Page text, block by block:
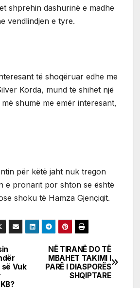
shprehin dashurinë e madhe
vendlindjen e tyre.
të shoqëruar edhe me
Korda, mund të shihet një
shumë me emër interesant,
për këtë jaht nuk tregon
e pronarit por shton se është
shoku të Hamza Gjençiqit.
NË TIRANË DO TË
MBAHET TAKIMI I
PARË I DIASPORËS
SHQIPTARE
Vuk